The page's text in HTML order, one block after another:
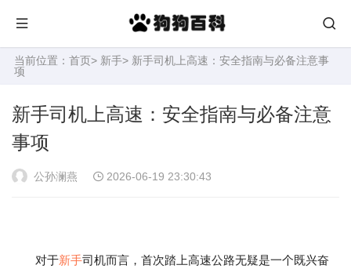
当前位置： 首页> 新手> 新手司机上高速：安全指南与必备注意事
项
新手司机上高速：安全指南与必备注意
事项
公孙澜燕 2026-06-19 23:30:43
对于新手司机而言，首次踏上高速公路无疑是一个既兴奋